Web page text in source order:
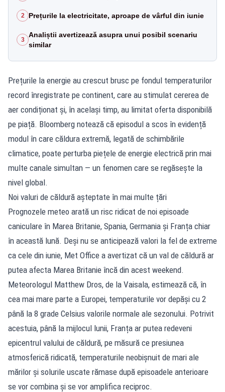
2 Prețurile la electricitate, aproape de vârful din iunie
3
Analiștii avertizează asupra unui posibil scenariu
similar
Prețurile la energie au crescut brusc pe fondul temperaturilor
record înregistrate pe continent, care au stimulat cererea de
aer condiționat și, în același timp, au limitat oferta disponibilă
pe piață. Bloomberg notează că episodul a scos în evidență
modul în care căldura extremă, legată de schimbările
climatice, poate perturba piețele de energie electrică prin mai
multe canale simultan — un fenomen care se regăsește la
nivel global.
Noi valuri de căldură așteptate în mai multe țări
Prognozele meteo arată un risc ridicat de noi episoade
caniculare în Marea Britanie, Spania, Germania și Franța chiar
în această lună. Deși nu se anticipează valori la fel de extreme
ca cele din iunie, Met Office a avertizat că un val de căldură ar
putea afecta Marea Britanie încă din acest weekend.
Meteorologul Matthew Dros, de la Vaisala, estimează că, în
cea mai mare parte a Europei, temperaturile vor depăși cu 2
până la 8 grade Celsius valorile normale ale sezonului. Potrivit
acestuia, până la mijlocul lunii, Franța ar putea redeveni
epicentrul valului de căldură, pe măsură ce presiunea
atmosferică ridicată, temperaturile neobișnuit de mari ale
mărilor și solurile uscate rămase după episoadele anterioare
se vor combina și se vor amplifica reciproc.